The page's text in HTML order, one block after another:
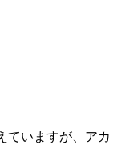
ていますが、アカ